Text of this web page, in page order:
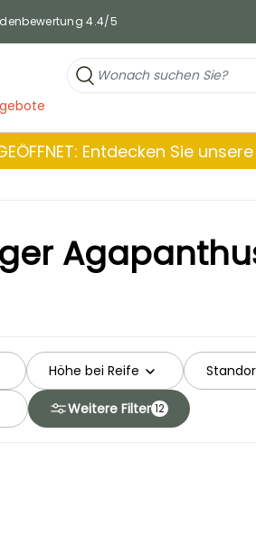
4.4/5
GEÖFFNET: Entdecken Sie
Höhe bei Reife
Weitere Filter 12